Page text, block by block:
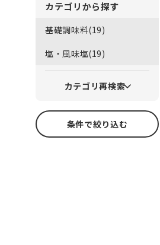
カテゴリから探す
基礎調味料(19)
塩・風味塩(19)
カテゴリ再検索
条件で絞り込む